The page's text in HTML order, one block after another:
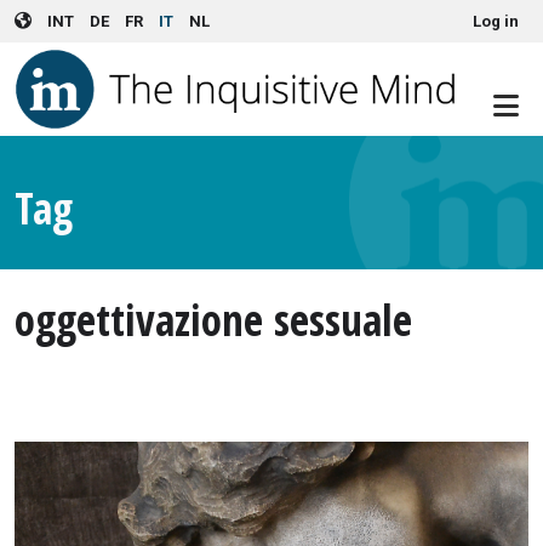
Skip to main content
INT DE FR IT NL User account menuLog in
Tag
oggettivazione sessuale